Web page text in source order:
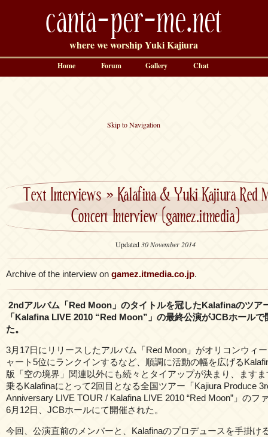
canta-per-me.net
where we worship Yuki Kajiura
Skip to Navigation
Text Interviews»Kalafina & Yuki Kajiura Red
Concert Interview (gamez.itmedia)
Updated 30 November 2014
Archive of the interview on gamez.itmedia.co.jp.
2ndアルバム「Red Moon」のタイトルを冠したKalafinaのツア
「Kalafina LIVE 2010 “Red Moon”」の最終公演がJCBホールで
た。
3月17日にリリースしたアルバム「Red Moon」がオリコンウィ
ャート5位にランクインするなど、順調に活動の幅を広げる
版「空の境界」関連以外にも続々とタイアップが決まり、ます
乗るKalafinaにとって2回目となる全国ツアー「Kajiura Produce
Anniversary LIVE TOUR / Kalafina LIVE 2010 “Red Moon”」のフ
6月12日、JCBホールにて開催された。
今回、公演直前のメンバーと、Kalafinaのプロデュースを手掛け
Home Forum Gallery Chat